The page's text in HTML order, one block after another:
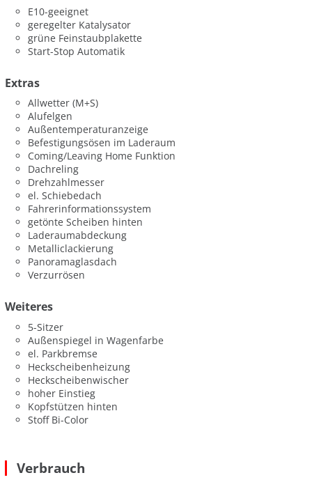
E10-geeignet
geregelter Katalysator
grüne Feinstaubplakette
Start-Stop Automatik
Extras
Allwetter (M+S)
Alufelgen
Außentemperaturanzeige
Befestigungsösen im Laderaum
Coming/Leaving Home Funktion
Dachreling
Drehzahlmesser
el. Schiebedach
Fahrerinformationssystem
getönte Scheiben hinten
Laderaumabdeckung
Metalliclackierung
Panoramaglasdach
Verzurrösen
Weiteres
5-Sitzer
Außenspiegel in Wagenfarbe
el. Parkbremse
Heckscheibenheizung
Heckscheibenwischer
hoher Einstieg
Kopfstützen hinten
Stoff Bi-Color
Verbrauch